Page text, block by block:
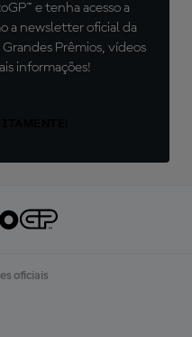
e tenha acesso a
a newsletter oficial da
Prêmios, vídeos
informações!
oficiais